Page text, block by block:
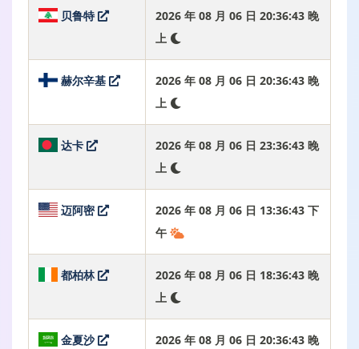
贝鲁特
2026 年 08 月 06 日 20:36:44 晚
上
赫尔辛基
2026 年 08 月 06 日 20:36:44 晚
上
达卡
2026 年 08 月 06 日 23:36:44 晚
上
迈阿密
2026 年 08 月 06 日 13:36:44 下
午
都柏林
2026 年 08 月 06 日 18:36:44 晚
上
金夏沙
2026 年 08 月 06 日 20:36:44 晚